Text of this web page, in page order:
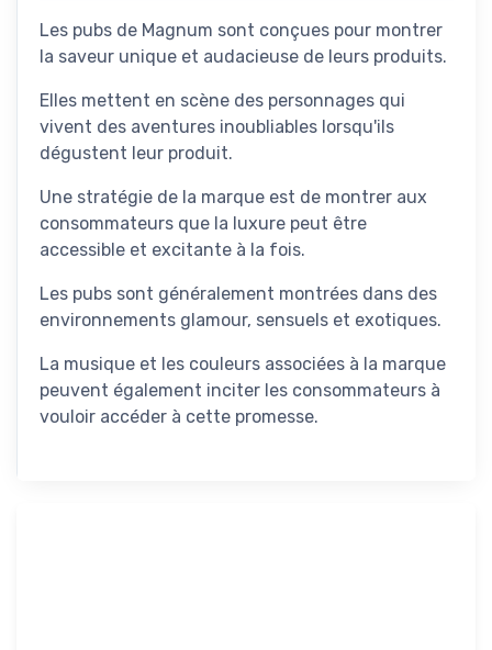
Les pubs de Magnum sont conçues pour montrer
la saveur unique et audacieuse de leurs produits.
Elles mettent en scène des personnages qui
vivent des aventures inoubliables lorsqu'ils
dégustent leur produit.
Une stratégie de la marque est de montrer aux
consommateurs que la luxure peut être
accessible et excitante à la fois.
Les pubs sont généralement montrées dans des
environnements glamour, sensuels et exotiques.
La musique et les couleurs associées à la marque
peuvent également inciter les consommateurs à
vouloir accéder à cette promesse.